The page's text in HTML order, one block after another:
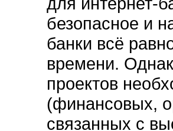
безопасное и
банки всё
времени.
проектов
(финансовых,
связанных с